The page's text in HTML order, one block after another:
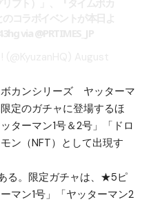
カンシリーズ ヤッターマ
定のガチャに登場するほ
ターマン1号＆2号」「ドロ
ン（NFT）として出現す
る。限定ガチャは、★5ピ
マン1号」「ヤッターマン2